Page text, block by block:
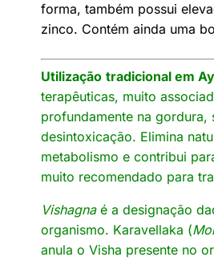
forma, também possui
zinco. Contém ainda uma
Utilização tradicional em
terapêuticas, muito
profundamente na gordura,
desintoxicação. Elimina
metabolismo e contribui
muito recomendado para
Vishagnaé a designação
organismo. Karavellaka (
anula o Visha presente no